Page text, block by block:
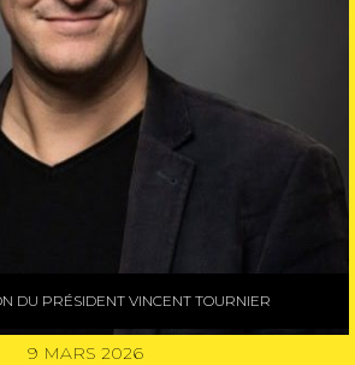
DU PRÉSIDENT VINCENT TOURNIER
9 MARS 2026